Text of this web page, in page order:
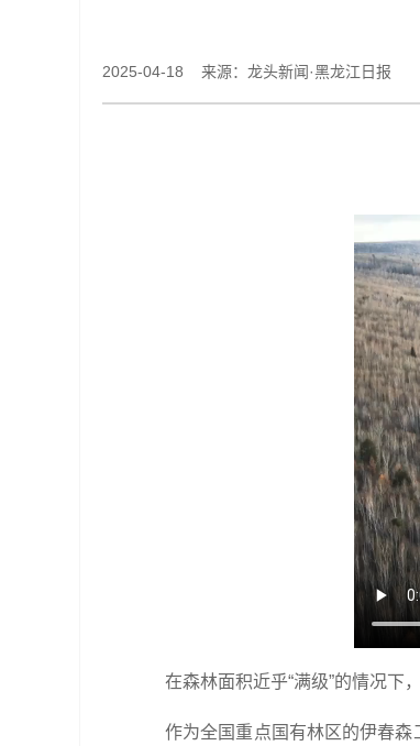
2025-04-18 来源：龙头新闻·黑龙江日报
在森林面积近乎“满级”的情况下
作为全国重点国有林区的伊春